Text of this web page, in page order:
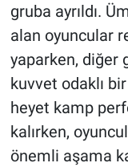
gruba ayrıldı.
alan oyuncular
yaparken, diğer
kuvvet odaklı
heyet kamp
kalırken,
önemli aşama